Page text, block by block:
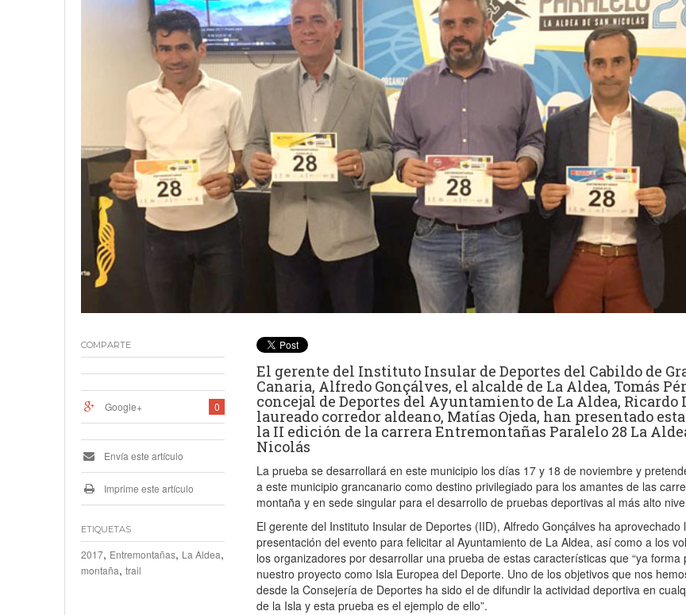
Nicolás 18 junio, 2023
El gerente del Instituto Insular de Deportes del Cabildo de
Canaria, Alfredo Gonçálves, el alcalde de La Aldea, Tomás
concejal de Deportes del Ayuntamiento de La Aldea, Ricardo
laureado corredor aldeano, Matías Ojeda, han presentado
la II edición de la carrera Entremontañas Paralelo 28 La
Nicolás
La prueba se desarrollará en este municipio los días 17 y 18 de noviembre y
a este municipio grancanario como destino privilegiado para los amantes de las
montaña y en sede singular para el desarrollo de pruebas deportivas al más alto
El gerente del Instituto Insular de Deportes (IID), Alfredo Gonçálves ha aprovechado
presentación del evento para felicitar al Ayuntamiento de La Aldea, así como a los
los organizadores por desarrollar una prueba de estas características que “ya forma
nuestro proyecto como Isla Europea del Deporte. Uno de los objetivos que nos
desde la Consejería de Deportes ha sido el de difundir la actividad deportiva en
de la Isla y esta prueba es el ejemplo de ello”.
COMPARTE
0
Google+
Envía este artículo
Imprime este artículo
ETIQUETAS
2017, Entremontañas, La Aldea,
montaña, trail